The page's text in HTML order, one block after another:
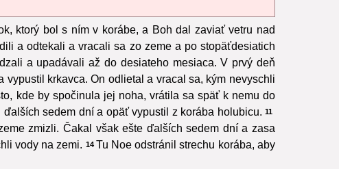
ktorý bol s ním v korábe, a Boh dal zaviať vetru nad
a odtekali a vracali sa zo zeme a po stopäťdesiatich
a upadávali až do desiateho mesiaca. V prvý deň
vypustil krkavca. On odlietal a vracal sa, kým nevyschli
kde by spočinula jej noha, vrátila sa späť k nemu do
ďalších sedem dní a opäť vypustil z korába holubicu. 11
zmizli. Čakal však ešte ďalších sedem dní a zasa
vody na zemi. 14 Tu Noe odstránil strechu korába, aby